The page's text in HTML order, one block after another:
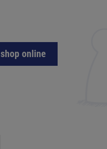
shop online